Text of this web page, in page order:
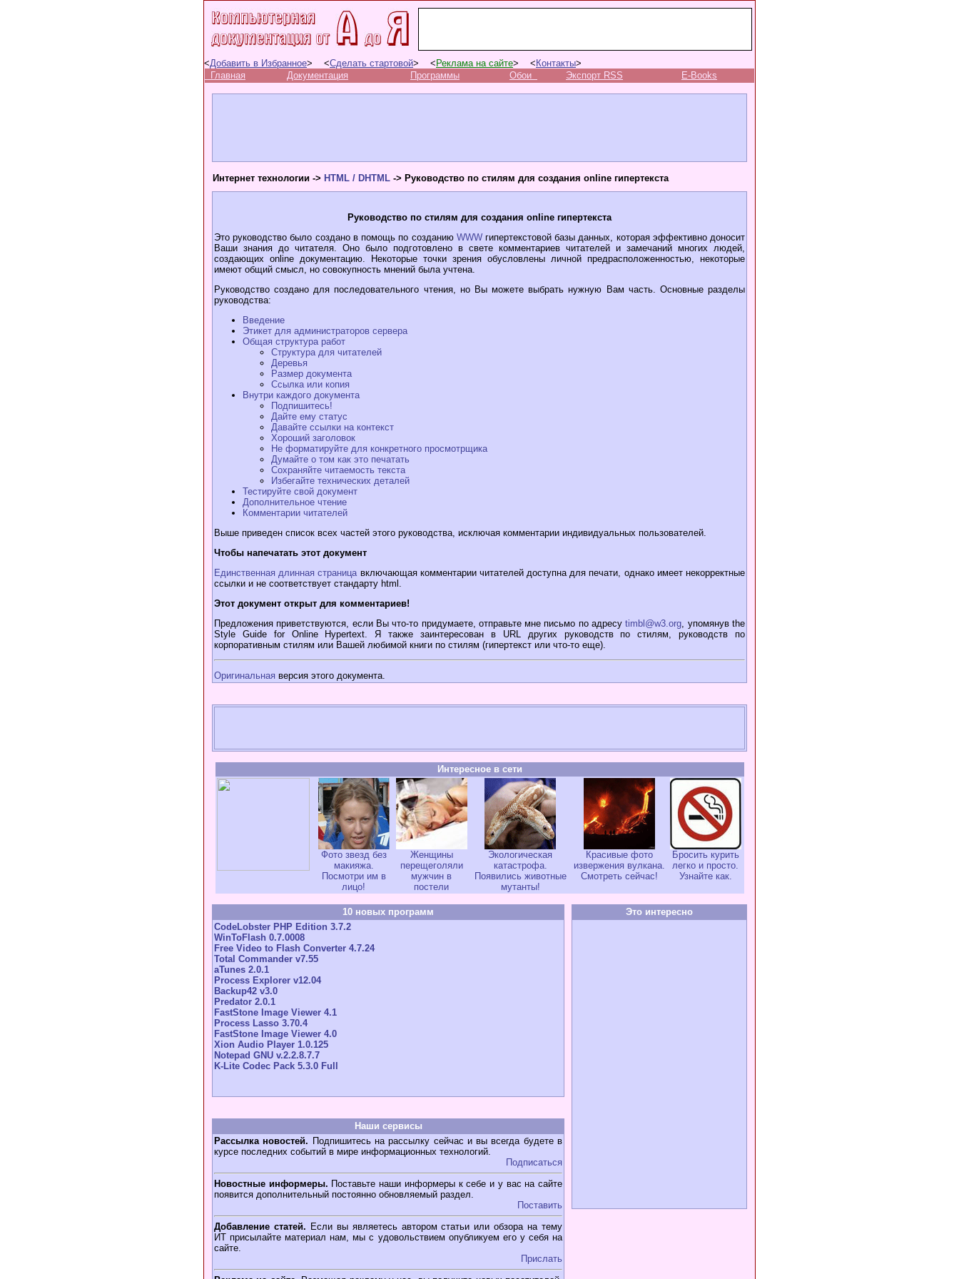
<Добавить в Избранное> <Сделать стартовой> < Реклама на сайте> < Контакты>
Главная
Документация Программы Обои Экспорт RSS E-Books
Интернет технологии -> HTML / DHTML -> Руководство по стилям для создания online гипертекста
Руководство по стилям для создания online гипертекста
Это руководство было создано в помощь по созданию WWWгипертекстовой базы данных, которая эффективно доносит
Ваши знания до читателя. Оно было подготовлено в свете комментариев читателей и замечаний многих людей,
создающих online документацию. Некоторые точки зрения обусловлены личной предрасположенностью, некоторые
имеют общий смысл, но совокупность мнений была учтена.
Руководство создано для последовательного чтения, но Вы можете выбрать нужную Вам часть. Основные разделы
руководства:
Введение
Этикет для администраторов сервера
Общая структура работ
Структура для читателей
Деревья
Размер документа
Ссылка или копия
Внутри каждого документа
Подпишитесь!
Дайте ему статус
Давайте ссылки на контекст
Хороший заголовок
Не форматируйте для конкретного просмотрщика
Думайте о том как это печатать
Сохраняйте читаемость текста
Избегайте технических деталей
Тестируйте свой документ
Дополнительное чтение
Комментарии читателей
Выше приведен список всех частей этого руководства, исключая комментарии индивидуальных пользователей.
Чтобы напечатать этот документ
Единственная длинная страница включающая комментарии читателей доступна для печати, однако имеет некорректные
ссылки и не соответствует стандарту html.
Этот документ открыт для комментариев!
Предложения приветствуются, если Вы что-то придумаете, отправьте мне письмо по адресуtimbl@w3.org , упомянув the
Style Guide for Online Hypertext. Я также заинтересован в URL других руководств по стилям, руководств по
корпоративным стилям или Вашей любимой книги по стилям (гипертекст или что-то еще).
Оригинальная версия этого документа.
Интересное в сети
Фото звезд без
макияжа.
Посмотри им в
лицо!
Женщины
перещеголяли
мужчин в
постели
Экологическая
катастрофа.
Появились животные
мутанты!
Красивые фото
извержения вулкана.
Смотреть сейчас!
Бросить курить
легко и просто.
Узнайте как.
10 новых программ
CodeLobster PHP Edition 3.7.2
WinToFlash 0.7.0008
Free Video to Flash Converter 4.7.24
Total Commander v7.55
aTunes 2.0.1
Process Explorer v12.04
Backup42 v3.0
Predator 2.0.1
FastStone Image Viewer 4.1
Process Lasso 3.70.4
FastStone Image Viewer 4.0
Xion Audio Player 1.0.125
Notepad GNU v.2.2.8.7.7
K-Lite Codec Pack 5.3.0 Full
Наши сервисы
Рассылка новостей. Подпишитесь на рассылку сейчас и вы всегда будете в
курсе последних событий в мире информационных технологий.
Подписаться
Новостные информеры. Поставьте наши информеры к себе и у вас на сайте
появится дополнительный постоянно обновляемый раздел.
Поставить
Добавление статей. Если вы являетесь автором статьи или обзора на тему
ИТ присылайте материал нам, мы с удовольствием опубликуем его у себя на
сайте.
Прислать
Это интересно